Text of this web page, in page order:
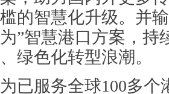
的智慧化升级。并
”智慧港口方案，持
绿色化转型浪潮。
已服务全球100多个